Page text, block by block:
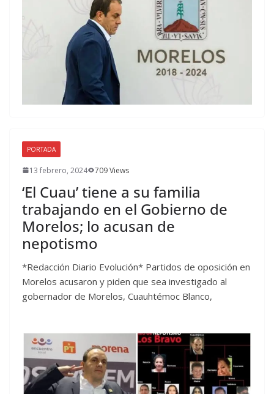
PORTADA
13 febrero, 2024 709 Views
‘El Cuau’ tiene a su familia
trabajando en el Gobierno de
Morelos; lo acusan de
nepotismo
*Redacción Diario Evolución* Partidos de oposición en
Morelos acusaron y piden que sea investigado al
gobernador de Morelos, Cuauhtémoc Blanco,